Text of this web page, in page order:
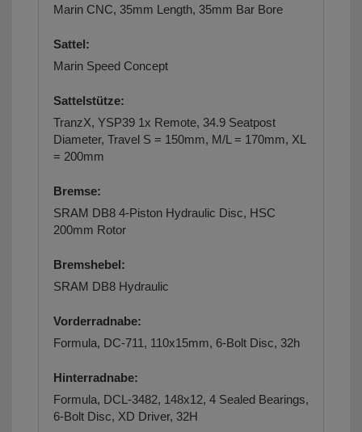
Marin CNC, 35mm Length, 35mm Bar Bore
Sattel:
Marin Speed Concept
Sattelstütze:
TranzX, YSP39 1x Remote, 34.9 Seatpost
Diameter, Travel S = 150mm, M/L = 170mm, XL
= 200mm
Bremse:
SRAM DB8 4-Piston Hydraulic Disc, HSC
200mm Rotor
Bremshebel:
SRAM DB8 Hydraulic
Vorderradnabe:
Formula, DC-711, 110x15mm, 6-Bolt Disc, 32h
Hinterradnabe:
Formula, DCL-3482, 148x12, 4 Sealed Bearings,
6-Bolt Disc, XD Driver, 32H